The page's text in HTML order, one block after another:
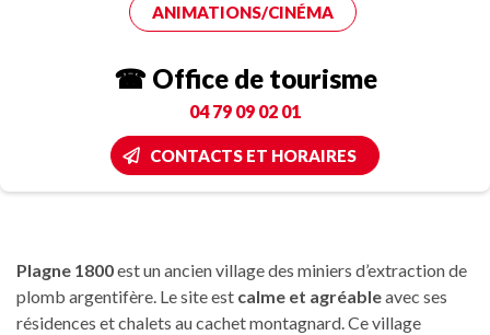
ANIMATIONS/CINÉMA
☎ Office de tourisme
04 79 09 02 01
CONTACTS ET HORAIRES
Plagne 1800est un ancien village des miniers d’extraction de
plomb argentifère. Le site est calme et agréableavec ses
résidences et chalets au cachet montagnard. Ce village